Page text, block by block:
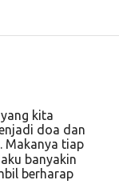
kita
doa dan
Makanya tiap
banyakin
berharap